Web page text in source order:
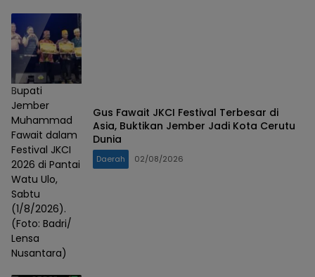
Bupati
Jember
Muhammad
Fawait dalam
Festival JKCI
2026 di Pantai
Watu Ulo,
Sabtu
(1/8/2026).
(Foto: Badri/
Lensa
Nusantara)
Gus Fawait JKCI Festival Terbesar di
Asia, Buktikan Jember Jadi Kota Cerutu
Dunia
Daerah 02/08/2026